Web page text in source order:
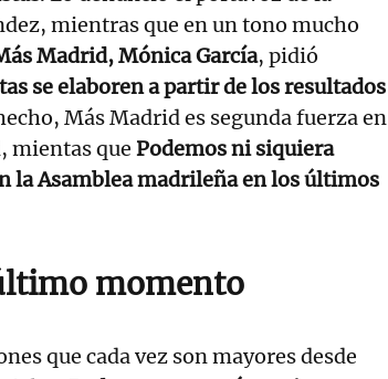
mientras que en un tono mucho
Madrid, Mónica García, pidió
se elaboren a partir de los resultados
Más Madrid es segunda fuerza en
mientas que Podemos ni siquiera
la Asamblea madrileña en los últimos
momento
que cada vez son mayores desde